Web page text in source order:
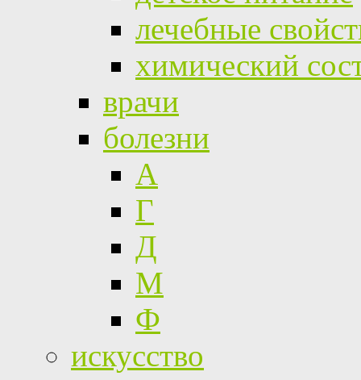
лечебные
химический
врачи
болезни
А
Г
Д
М
Ф
искусство